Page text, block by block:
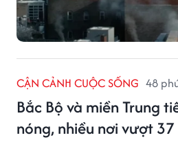
CẬN CẢNH CUỘC SỐNG 48
Bắc Bộ và miền Trung
nóng, nhiều nơi vượt